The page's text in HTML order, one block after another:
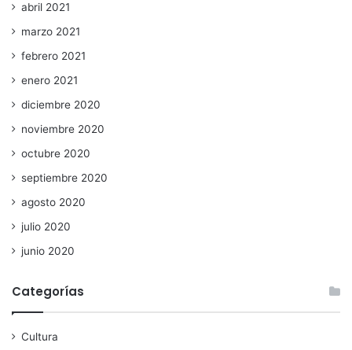
abril 2021
marzo 2021
febrero 2021
enero 2021
diciembre 2020
noviembre 2020
octubre 2020
septiembre 2020
agosto 2020
julio 2020
junio 2020
Categorías
Cultura